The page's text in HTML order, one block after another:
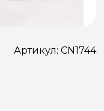
Артикул: CN1744